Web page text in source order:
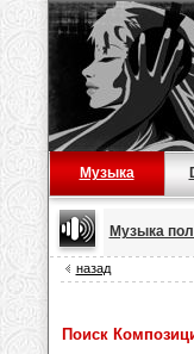
Музыка
Музыка
назад
Поиск